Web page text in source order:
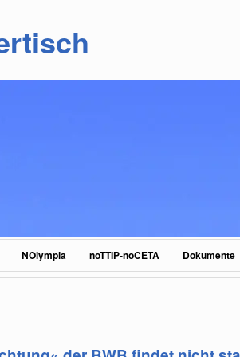
NOlympia noTTIP-noCETA Dokumente